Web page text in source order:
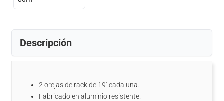
Descripción
2 orejas de rack de 19'' cada una.
Fabricado en aluminio resistente.